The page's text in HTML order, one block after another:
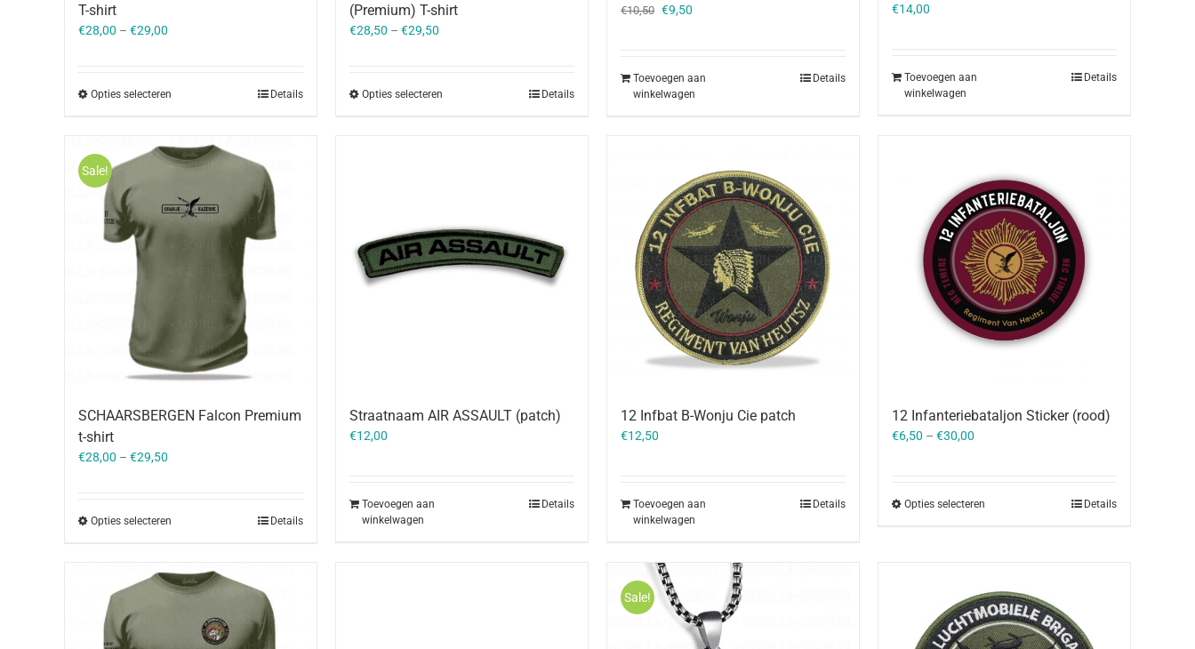
T-shirt
€28,00 – €29,00
Opties selecteren Details
(Premium) T-shirt
€28,50 – €29,50
Opties selecteren Details
€10,50 Oorspronkelijke
€9,50
Toevoegen aan
winkelwagen
Details
€14,00
Toevoegen aan
winkelwagen
Details
Sale!
SCHAARSBERGEN Falcon Premium
t-shirt
€28,00 – €29,50
Opties selecteren Details
Straatnaam AIR ASSAULT (patch)
€12,00
Toevoegen aan
winkelwagen
Details
12 Infbat B-Wonju Cie patch
€12,50
Toevoegen aan
winkelwagen
Details
12 Infanteriebataljon Sticker (rood)
€6,50 – €30,00
Opties selecteren Details
Sale!